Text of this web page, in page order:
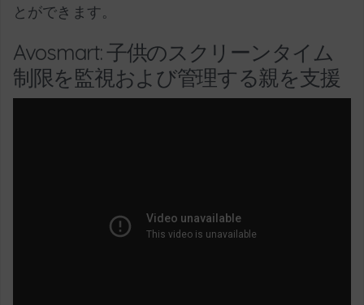
とができます。
Avosmart: 子供のスクリーンタイム
制限を監視および管理する親を支援